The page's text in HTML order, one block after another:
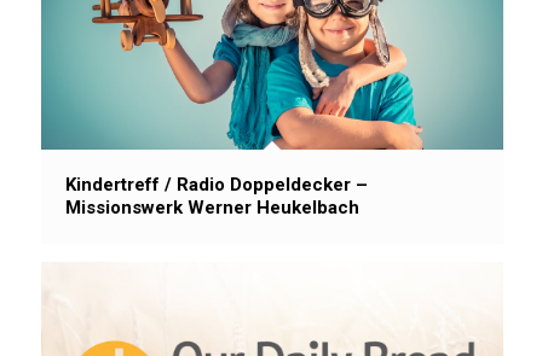
Kindertreff / Radio Doppeldecker –
Missionswerk Werner Heukelbach